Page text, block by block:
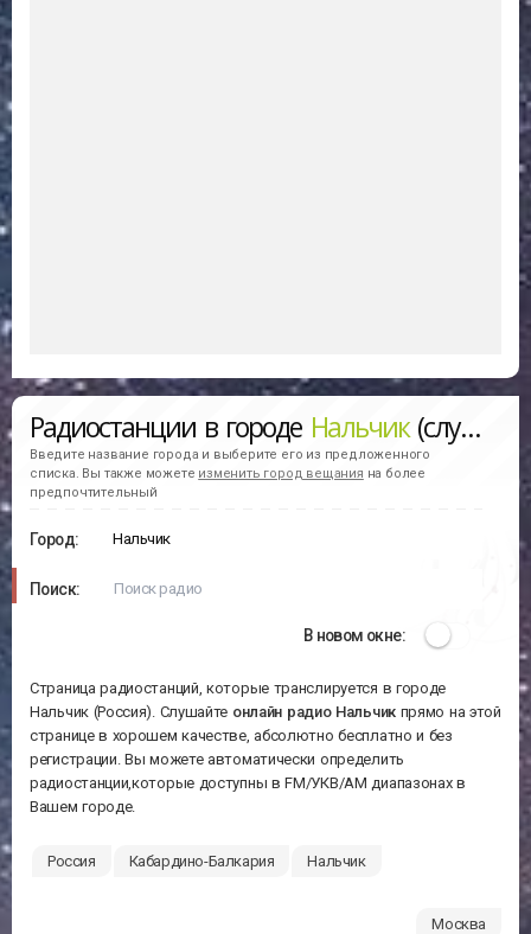
Радиостанции в городе Нальчик(слушать онлайн)
Введите название города и выберите его из предложенного
списка. Вы также можете изменить город вещания на более
предпочтительный
Город:
Поиск:
В новом окне:
Страница радиостанций, которые транслируется в городе
Нальчик (Россия). Слушайте онлайн радио Нальчик прямо на этой
странице в хорошем качестве, абсолютно бесплатно и без
регистрации. Вы можете автоматически определить
радиостанции,которые доступны в FM/УКВ/АМ диапазонах в
Вашем городе.
Россия Кабардино-Балкария Нальчик
Москва